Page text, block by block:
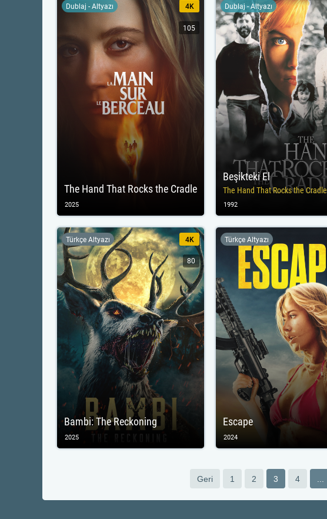
The Hand That Rocks the Cradle
Dublaj - Altyazı 4K
105
2025
Beşikteki El
The Hand That Rocks the Cradle
Dublaj - Altyazı
1992
Bambi: The Reckoning
Türkçe Altyazı 4K
80
2025
Escape
Türkçe Altyazı
2024
Geri 1 2 3 4 ...